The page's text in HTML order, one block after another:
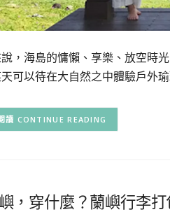
，海島的慵懶、享樂、放空時
可以待在大自然之中體驗戶外
CONTINUE READING
，穿什麼？蘭嶼行李